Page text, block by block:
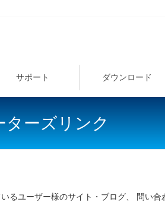
サポート ダウンロード
ターズリンク
るユーザー様のサイト・ブログ、 問い合